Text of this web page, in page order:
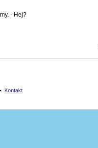
- Hej?
Kontakt